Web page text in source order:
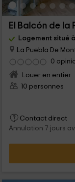
El Balcón de la
Logement situé
La Puebla De
0
Louer en entier
10 personnes
Contact direct
Annulation 7 jours